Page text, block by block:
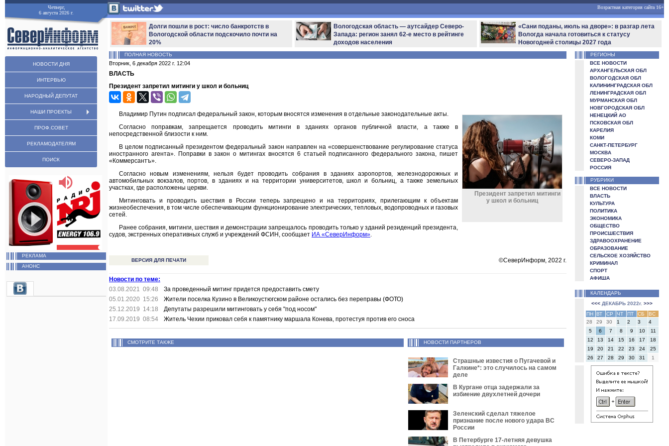
Четверг,
6 августа 2026 г.
НОВОСТИ ДНЯ
ИНТЕРВЬЮ
НАРОДНЫЙ ДЕПУТАТ
НАШИ ПРОЕКТЫ
ПРОФ.СОВЕТ
РЕКЛАМОДАТЕЛЯМ
ПОИСК
РЕКЛАМА
АНОНС
Возрастная категория сайта 16+
Долги пошли в рост: число банкротств в
Вологодской области подскочило почти на
20%
Вологодская область — аутсайдер Северо-
Запада: регион занял 62-е место в рейтинге
доходов населения
«Сани поданы, июль на дворе»: в разгар лета
Вологда начала готовиться к статусу
Новогодней столицы 2027 года
ПОЛНАЯ НОВОСТЬ
Вторник, 6 декабря 2022 г. 12:04
ВЛАСТЬ
Президент запретил митинги у школ и больниц
Президент запретил митинги
у школ и больниц
Владимир Путин подписал федеральный закон, которым вносятся изменения в отдельные законодательные акты.
Согласно поправкам, запрещается проводить митинги в зданиях органов публичной власти, а также в
непосредственной близости к ним.
В целом подписанный президентом федеральный закон направлен на «совершенствование регулирование статуса
иностранного агента». Поправки в закон о митингах вносятся 6 статьей подписанного федерального закона, пишет
«Коммерсантъ».
Согласно новым изменениям, нельзя будет проводить собрания в зданиях аэропортов, железнодорожных и
автомобильных вокзалов, портов, в зданиях и на территории университетов, школ и больниц, а также земельных
участках, где расположены церкви.
Митинговать и проводить шествия в России теперь запрещено и на территориях, прилегающим к объектам
жизнеобеспечения, в том числе обеспечивающим функционирование электрических, тепловых, водопроводных и газовых
сетей.
Ранее собрания, митинги, шествия и демонстрации запрещалось проводить только у зданий резиденций президента,
судов, экстренных оперативных служб и учреждений ФСИН, сообщает ИА «СеверИнформ».
ВЕРСИЯ ДЛЯ ПЕЧАТИ ©СеверИнформ, 2022 г.
Новости по теме:
03.08.2021 09:48
За проведенный митинг придется предоставить смету
05.01.2020 15:26
Жители поселка Кузино в Великоустюгском районе остались без переправы (ФОТО)
25.12.2019 14:18
Депутаты разрешили митинговать у себя "под носом"
17.09.2019 08:54
Житель Чехии приковал себя к памятнику маршала Конева, протестуя против его сноса
СМОТРИТЕ ТАКЖЕ НОВОСТИ ПАРТНЕРОВ
Страшные известия о Пугачевой и
Галкине*: это случилось на самом
деле
В Кургане отца задержали за
избиение двухлетней дочери
Зеленский сделал тяжелое
признание после нового удара ВС
России
В Петербурге 17-летняя девушка
РЕГИОНЫ
ВСЕ НОВОСТИ
АРХАНГЕЛЬСКАЯ ОБЛ
ВОЛОГОДСКАЯ ОБЛ
КАЛИНИНГРАДСКАЯ ОБЛ
ЛЕНИНГРАДСКАЯ ОБЛ
МУРМАНСКАЯ ОБЛ
НОВГОРОДСКАЯ ОБЛ
НЕНЕЦКИЙ АО
ПСКОВСКАЯ ОБЛ
КАРЕЛИЯ
КОМИ
САНКТ-ПЕТЕРБУРГ
МОСКВА
СЕВЕРО-ЗАПАД
РОССИЯ
РУБРИКИ
ВСЕ НОВОСТИ
ВЛАСТЬ
КУЛЬТУРА
ПОЛИТИКА
ЭКОНОМИКА
ОБЩЕСТВО
ПРОИСШЕСТВИЯ
ЗДРАВООХРАНЕНИЕ
ОБРАЗОВАНИЕ
СЕЛЬСКОЕ ХОЗЯЙСТВО
КРИМИНАЛ
СПОРТ
АФИША
КАЛЕНДАРЬ
<<< ДЕКАБРЬ 2022г. >>>
ПН
ВТ СР ЧТ ПТ СБ
ВС
28
29 30 1 2 3
4
5
6 7 8 9 10
11
12
13 14 15 16 17
18
19
20 21 22 23 24
25
26
27 28 29 30 31 1